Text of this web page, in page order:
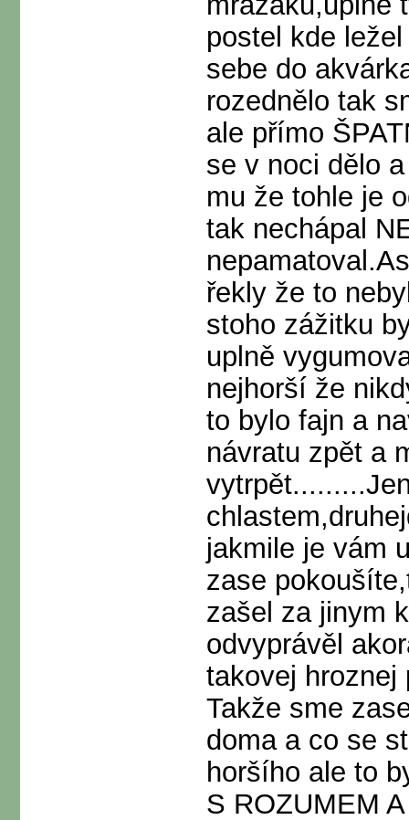
postel kde
sebe do
rozednělo tak
ale přímo
se v noci dělo
mu že tohle je
tak nechápal
řekly že to
stoho zážitku
uplně
nejhorší že
to bylo fajn a
návratu zpět a
jakmile je vám
zase
zašel za jinym
odvyprávěl
takovej hroznej
Takže sme
doma a co se
horšího ale to
S ROZUMEM